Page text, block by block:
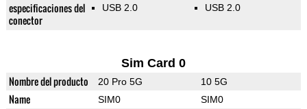
especificaciones del
conector
USB 2.0 USB 2.0
Sim Card 0
Nombre del producto 20 Pro 5G 10 5G
Name SIM0 SIM0